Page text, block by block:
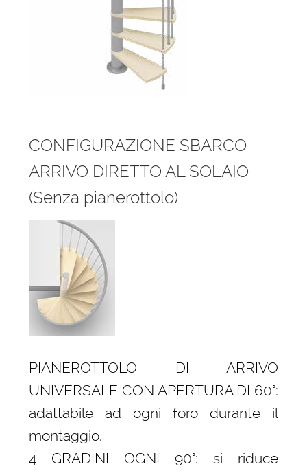
CONFIGURAZIONE SBARCO
ARRIVO DIRETTO AL SOLAIO
(Senza pianerottolo)
PIANEROTTOLO DI ARRIVO
UNIVERSALE CON APERTURA DI 60°:
adattabile ad ogni foro durante il
montaggio.
4 GRADINI OGNI 90°: si riduce